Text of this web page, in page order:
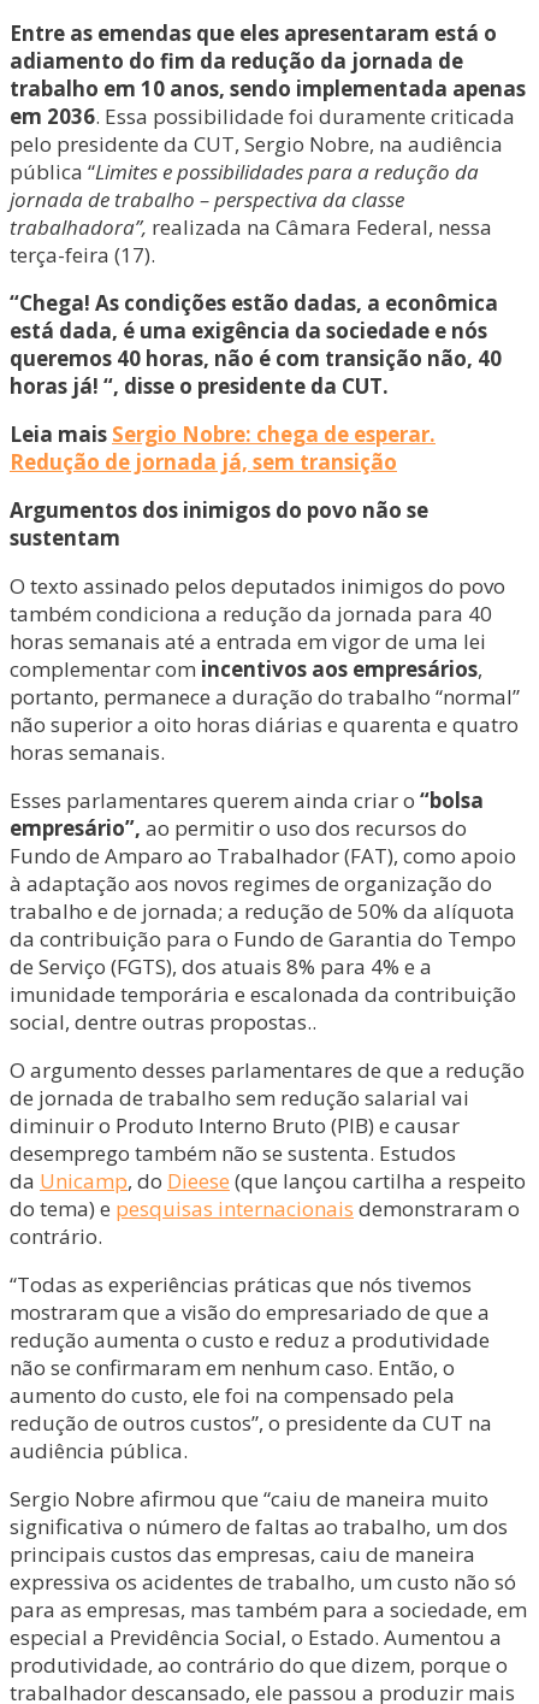
Entre as emendas que eles apresentaram está o
adiamento do fim da redução da jornada de
trabalho em 10 anos, sendo implementada apenas
em 2036. Essa possibilidade foi duramente criticada
pelo presidente da CUT, Sergio Nobre, na audiência
pública “Limites e possibilidades para a redução da
jornada de trabalho – perspectiva da classe
trabalhadora”, realizada na Câmara Federal, nessa
terça-feira (17).
“Chega! As condições estão dadas, a econômica
está dada, é uma exigência da sociedade e nós
queremos 40 horas, não é com transição não, 40
horas já! “, disse o presidente da CUT.
Leia mais Sergio Nobre: chega de esperar.
Redução de jornada já, sem transição
Argumentos dos inimigos do povo não se
sustentam
O texto assinado pelos deputados inimigos do povo
também condiciona a redução da jornada para 40
horas semanais até a entrada em vigor de uma lei
complementar com incentivos aos empresários,
portanto, permanece a duração do trabalho “normal”
não superior a oito horas diárias e quarenta e quatro
horas semanais.
Esses parlamentares querem ainda criar o “bolsa
empresário”, ao permitir o uso dos recursos do
Fundo de Amparo ao Trabalhador (FAT), como apoio
à adaptação aos novos regimes de organização do
trabalho e de jornada; a redução de 50% da alíquota
da contribuição para o Fundo de Garantia do Tempo
de Serviço (FGTS), dos atuais 8% para 4% e a
imunidade temporária e escalonada da contribuição
social, dentre outras propostas..
O argumento desses parlamentares de que a redução
de jornada de trabalho sem redução salarial vai
diminuir o Produto Interno Bruto (PIB) e causar
desemprego também não se sustenta. Estudos
da Unicamp, do Dieese (que lançou cartilha a respeito
do tema) e pesquisas internacionais demonstraram o
contrário.
“Todas as experiências práticas que nós tivemos
mostraram que a visão do empresariado de que a
redução aumenta o custo e reduz a produtividade
não se confirmaram em nenhum caso. Então, o
aumento do custo, ele foi na compensado pela
redução de outros custos”, o presidente da CUT na
audiência pública.
Sergio Nobre afirmou que “caiu de maneira muito
significativa o número de faltas ao trabalho, um dos
principais custos das empresas, caiu de maneira
expressiva os acidentes de trabalho, um custo não só
para as empresas, mas também para a sociedade, em
especial a Previdência Social, o Estado. Aumentou a
produtividade, ao contrário do que dizem, porque o
trabalhador descansado, ele passou a produzir mais